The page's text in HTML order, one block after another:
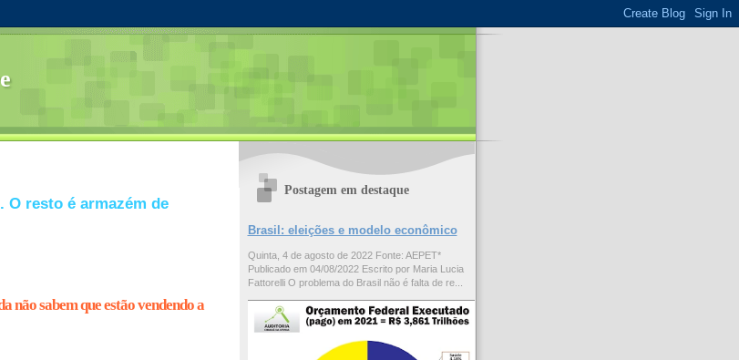
O resto é armazém de
não sabem que estão vendendo a
Postagem em destaque
Brasil: eleições e modelo econômico
Quinta, 4 de agosto de 2022 Fonte: AEPET*
Publicado em 04/08/2022 Escrito por Maria Lucia
Fattorelli O problema do Brasil não é falta de re...